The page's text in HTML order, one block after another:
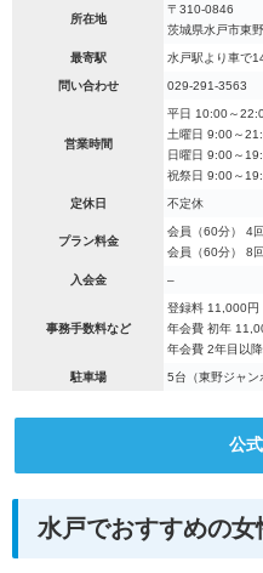
所在地
〒310-0846
茨城県水戸市東
最寄駅 水戸駅より車で
問い合わせ 029-291-3563
営業時間
平日 10:00～
土曜日 9:00～
日曜日 9:00～
祝祭日 9:00～
定休日 不定休
プラン料金
会員（60分） 4
会員（60分） 8
入会金 –
事務手数料など
登録料 11,000円
年会費 初年
年会費 2年目以
駐車場 5台（東野ジャン
公
水戸でおすすめの